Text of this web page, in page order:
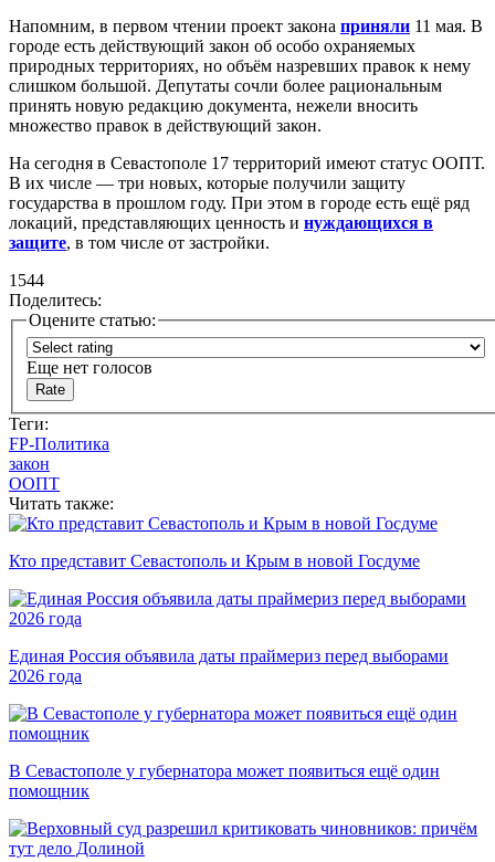
Напомним, в первом чтении проект закона приняли 11 мая. В
городе есть действующий закон об особо охраняемых
природных территориях, но объём назревших правок к нему
слишком большой. Депутаты сочли более рациональным
принять новую редакцию документа, нежели вносить
множество правок в действующий закон.
На сегодня в Севастополе 17 территорий имеют статус ООПТ.
В их числе — три новых, которые получили защиту
государства в прошлом году. При этом в городе есть ещё ряд
локаций, представляющих ценность и нуждающихся в
защите, в том числе от застройки.
1544
Поделитесь:
Оцените статью:
Еще нет голосов
Теги:
FP-Политика
закон
ООПТ
Читать также:
Кто представит Севастополь и Крым в новой Госдуме
Единая Россия объявила даты праймериз перед выборами
2026 года
В Севастополе у губернатора может появиться ещё один
помощник